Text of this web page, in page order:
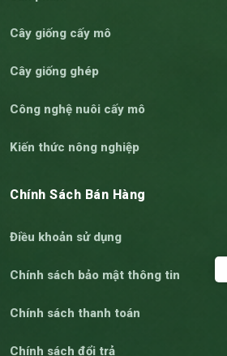
Cây giống cấy mô
Cây giống ghép
Công nghệ nuôi cấy mô
Kiến thức nông nghiệp
Chính Sách Bán Hàng
Điều khoản sử dụng
Chính sách bảo mật thông tin
Chính sách thanh toán
Chính sách đổi trả